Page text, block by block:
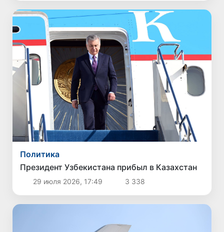
Политика
Президент Узбекистана прибыл в Казахстан
29 июля 2026, 17:49 3 338